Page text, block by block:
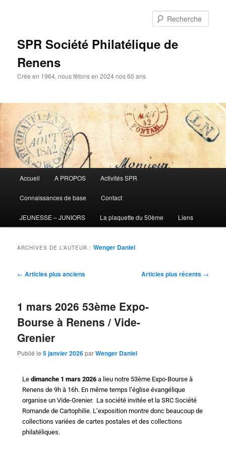
SPR Société Philatélique de
Renens
Crée en 1964, nous fêtons en 2024 nos 60 ans
principal
Accueil A PROPOS Activités SPR
Connaissances de base Contact
JEUNESSE – JUNIORS La plaquette du 50ème Liens
ARCHIVES DE L’AUTEUR :Wenger Daniel
Navigation
← Articles plus anciens Articles plus récents →
1 mars 2026 53ème Expo-
Bourse à Renens / Vide-
Grenier
Publié le5 janvier 2026parWenger Daniel
Ledimanche 1 mars 2026 a lieu notre 53ème Expo-Bourse à
Renens de 9h à 16h. En même temps l’église évangélique
organise un Vide-Grenier. La société invitée et la SRC Société
Romande de Cartophilie. L’exposition montre donc beaucoup de
collections variées de cartes postales et des collections
philatéliques.